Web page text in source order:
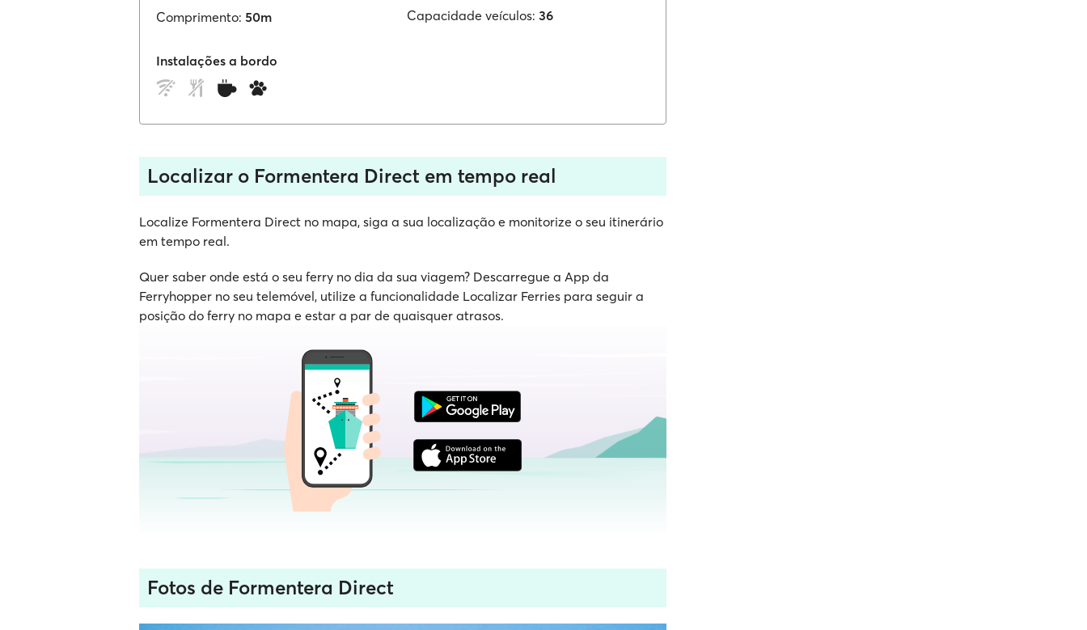
Comprimento: 50m
Capacidade veículos: 36
Instalações a bordo
Localizar o Formentera Direct em tempo real
Localize Formentera Direct no mapa, siga a sua localização e monitorize o seu itinerário
em tempo real.
Quer saber onde está o seu ferry no dia da sua viagem? Descarregue a App da
Ferryhopper no seu telemóvel, utilize a funcionalidade Localizar Ferries para seguir a
posição do ferry no mapa e estar a par de quaisquer atrasos.
Fotos de Formentera Direct